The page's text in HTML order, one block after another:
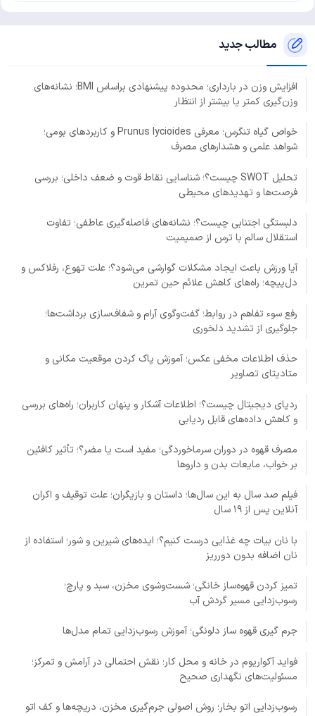
مطالب جدید
افزایش وزن در بارداری؛ محدوده پیشنهادی براساس BMI؛ نشانه‌های
وزن‌گیری کمتر یا بیشتر از انتظار
خواص گیاه تنگرس؛ معرفی Prunus lycioides و کاربردهای بومی؛
شواهد علمی و هشدارهای مصرف
تحلیل SWOT چیست؟؛ شناسایی نقاط قوت و ضعف داخلی؛ بررسی
فرصت‌ها و تهدیدهای محیطی
دلبستگی اجتنابی چیست؟؛ نشانه‌های فاصله‌گیری عاطفی؛ تفاوت
استقلال سالم با ترس از صمیمیت
آیا ورزش باعث ایجاد مشکلات گوارشی می‌شود؟؛ علت تهوع، رفلاکس و
دل‌پیچه؛ راه‌های کاهش علائم حین تمرین
رفع سوء تفاهم در روابط؛ گفت‌وگوی آرام و شفاف‌سازی برداشت‌ها؛
جلوگیری از تشدید دلخوری
حذف اطلاعات مخفی عکس؛ آموزش پاک کردن موقعیت مکانی و
متادیتای تصاویر
ردپای دیجیتال چیست؟؛ اطلاعات آشکار و پنهان کاربران؛ راه‌های بررسی
و کاهش داده‌های قابل ردیابی
مصرف قهوه در دوران سرماخوردگی؛ مفید است یا مضر؟؛ تأثیر کافئین
بر خواب، مایعات بدن و داروها
فیلم صد سال به این سال‌ها؛ داستان و بازیگران؛ علت توقیف و اکران
آنلاین پس از ۱۹ سال
با نان بیات چه غذایی درست کنیم؟؛ ایده‌های شیرین و شور؛ استفاده از
نان اضافه بدون دورریز
تمیز کردن قهوه‌ساز خانگی؛ شست‌وشوی مخزن، سبد و پارچ؛
رسوب‌زدایی مسیر گردش آب
جرم گیری قهوه ساز دلونگی؛ آموزش رسوب‌زدایی تمام مدل‌ها
فواید آکواریوم در خانه و محل کار؛ نقش احتمالی در آرامش و تمرکز؛
مسئولیت‌های نگهداری صحیح
رسوب‌زدایی اتو بخار؛ روش اصولی جرم‌گیری مخزن، دریچه‌ها و کف اتو